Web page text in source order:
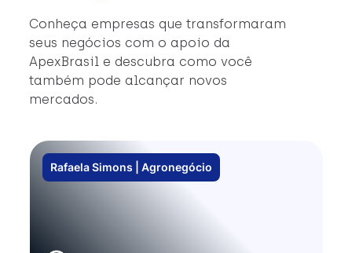
Conheça empresas que transformaram
seus negócios com o apoio da
ApexBrasil e descubra como você
também pode alcançar novos
mercados.
Rafaela Simons | Agronegócio